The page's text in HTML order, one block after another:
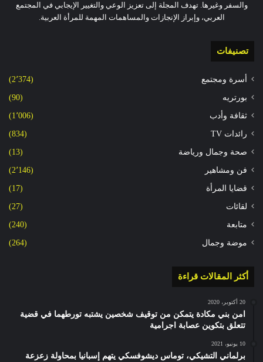
والسفر وغيرها. تهدف المجلة إلى تعزيز الوعي والتغيير الإيجابي في المجتمع
العربي، وإبراز الإنجازات والمساهمات المهمة للمرأة العربية.
تصنيفات
أسرة ومجتمع (2٬374)
بورتريه (90)
ثقافة وأدب (1٬006)
رائدات TV (834)
صحة وجمال ورياضة (13)
فن ومشاهير (2٬146)
قضايا المرأة (17)
لقائات (27)
متابعة (240)
موضة وجمال (264)
أكثر المقالات قراءة
20 أكتوبر، 2020
امن بني مكادة يتمكن من توقيف شخصين يشتبه تورطهما في قضية
تتعلق بتكوين عصابة اجرامية
10 يونيو، 2021
برلماني التشيكي، توماس ديشوفسكي يتهم إسبانيا بمحاولة زعزعة